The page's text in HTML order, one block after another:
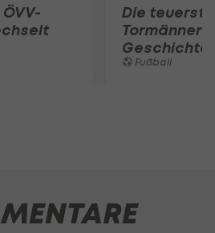
Die
Tormänner
Geschichte
Fußball